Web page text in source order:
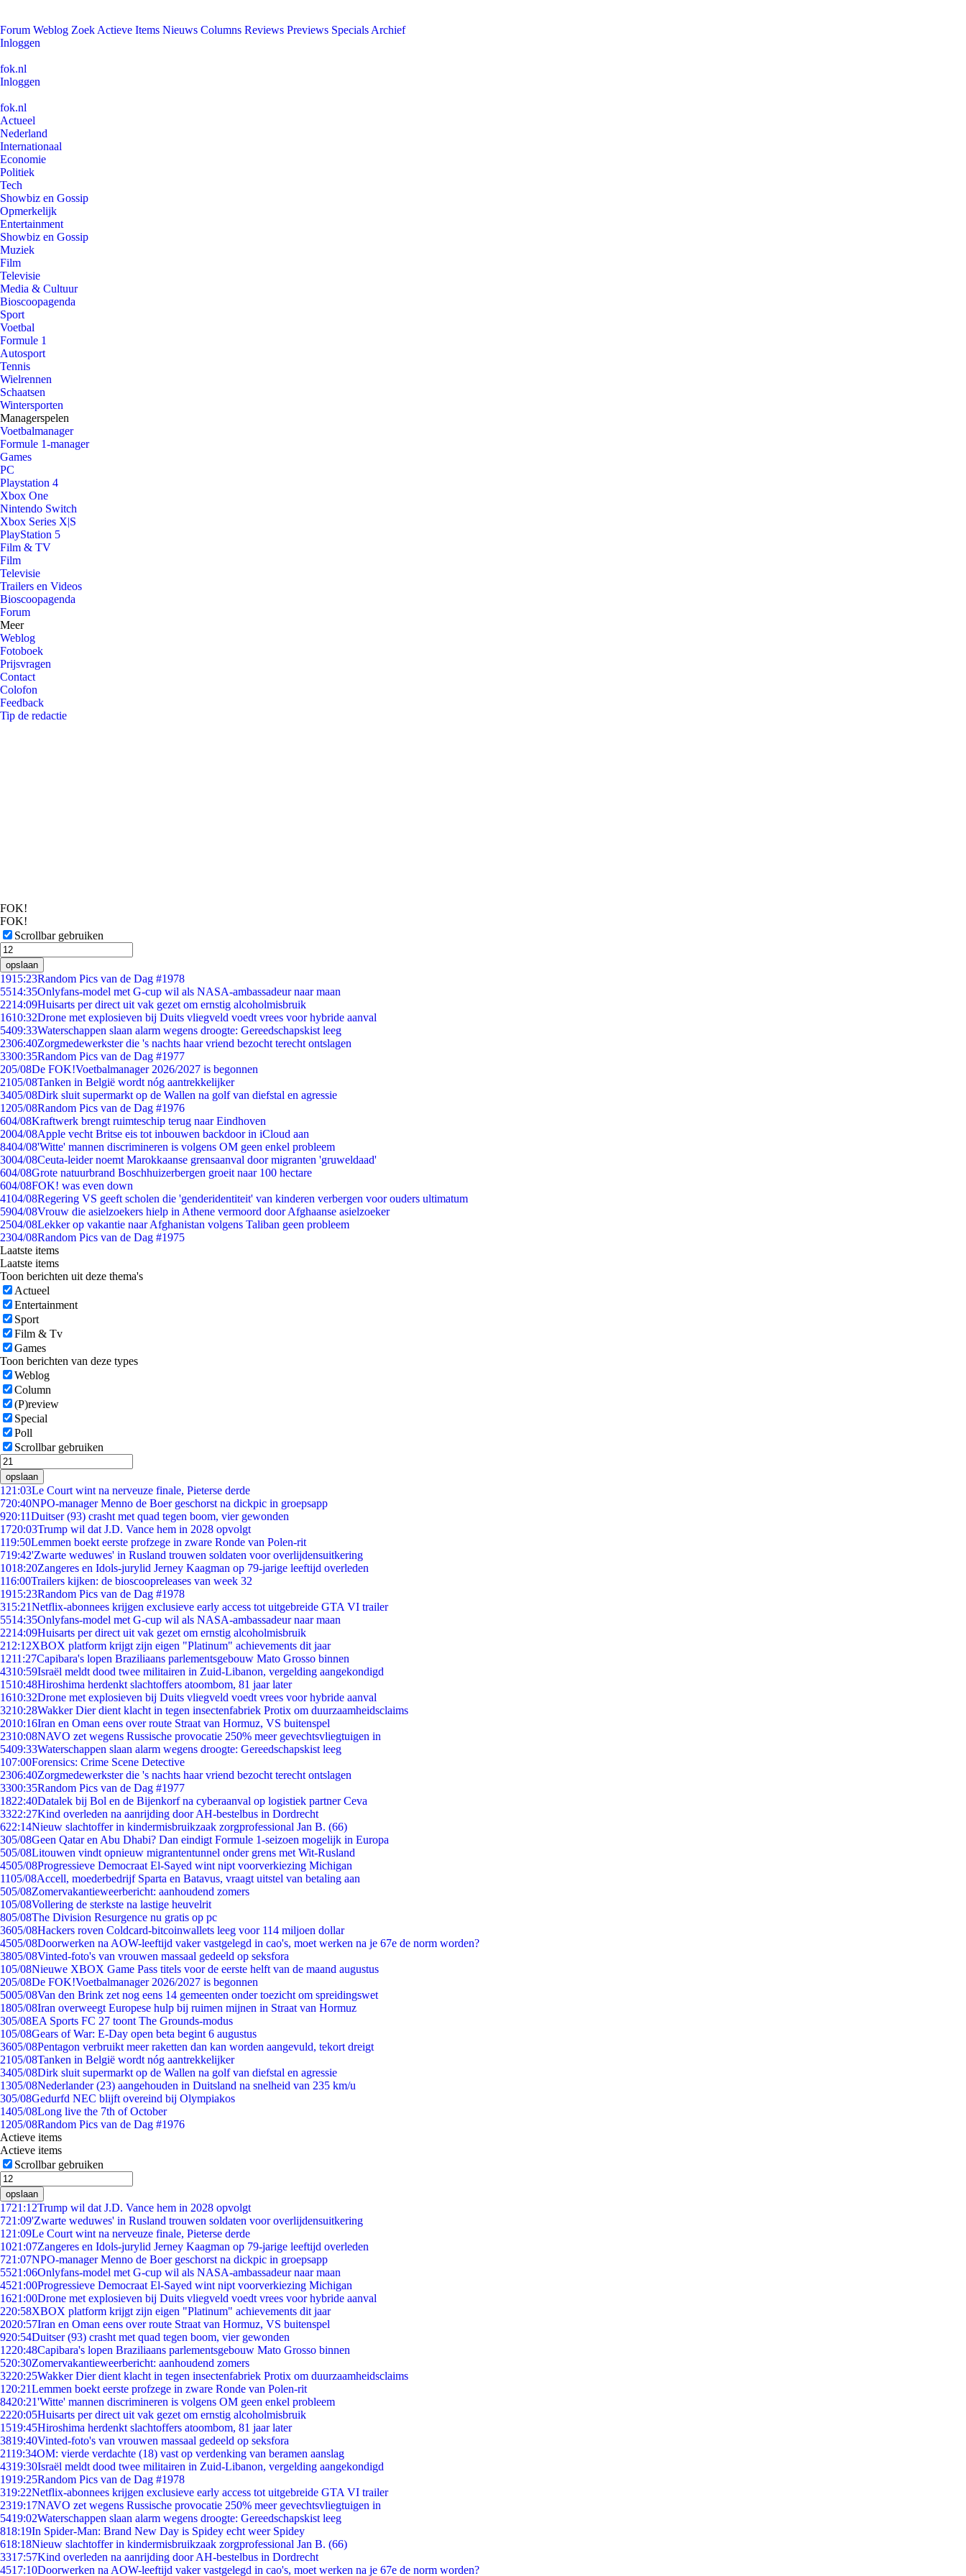
Forum Weblog Zoek Actieve Items Nieuws Columns Reviews Previews Specials Archief
Inloggen
fok.nl
Inloggen
fok.nl
Actueel
Nederland
Internationaal
Economie
Politiek
Tech
Showbiz en Gossip
Opmerkelijk
Entertainment
Showbiz en Gossip
Muziek
Film
Televisie
Media & Cultuur
Bioscoopagenda
Sport
Voetbal
Formule 1
Autosport
Tennis
Wielrennen
Schaatsen
Wintersporten
Managerspelen
Voetbalmanager
Formule 1-manager
Games
PC
Playstation 4
Xbox One
Nintendo Switch
Xbox Series X|S
PlayStation 5
Film & TV
Film
Televisie
Trailers en Videos
Bioscoopagenda
Forum
Meer
Weblog
Fotoboek
Prijsvragen
Contact
Colofon
Feedback
Tip de redactie
FOK!
FOK!
Scrollbar gebruiken
opslaan
1915:23Random Pics van de Dag #1978
5514:35Onlyfans-model met G-cup wil als NASA-ambassadeur naar maan
2214:09Huisarts per direct uit vak gezet om ernstig alcoholmisbruik
1610:32Drone met explosieven bij Duits vliegveld voedt vrees voor hybride aanval
5409:33Waterschappen slaan alarm wegens droogte: Gereedschapskist leeg
2306:40Zorgmedewerkster die 's nachts haar vriend bezocht terecht ontslagen
3300:35Random Pics van de Dag #1977
205/08De FOK!Voetbalmanager 2026/2027 is begonnen
2105/08Tanken in België wordt nóg aantrekkelijker
3405/08Dirk sluit supermarkt op de Wallen na golf van diefstal en agressie
1205/08Random Pics van de Dag #1976
604/08Kraftwerk brengt ruimteschip terug naar Eindhoven
2004/08Apple vecht Britse eis tot inbouwen backdoor in iCloud aan
8404/08'Witte' mannen discrimineren is volgens OM geen enkel probleem
3004/08Ceuta-leider noemt Marokkaanse grensaanval door migranten 'gruweldaad'
604/08Grote natuurbrand Boschhuizerbergen groeit naar 100 hectare
604/08FOK! was even down
4104/08Regering VS geeft scholen die 'genderidentiteit' van kinderen verbergen voor ouders ultimatum
5904/08Vrouw die asielzoekers hielp in Athene vermoord door Afghaanse asielzoeker
2504/08Lekker op vakantie naar Afghanistan volgens Taliban geen probleem
2304/08Random Pics van de Dag #1975
Laatste items
Laatste items
Toon berichten uit deze thema's
Actueel
Entertainment
Sport
Film & Tv
Games
Toon berichten van deze types
Weblog
Column
(P)review
Special
Poll
Scrollbar gebruiken
opslaan
1 21:03Le Court wint na nerveuze finale, Pieterse derde
720:40NPO-manager Menno de Boer geschorst na dickpic in groepsapp
920:11Duitser (93) crasht met quad tegen boom, vier gewonden
1720:03Trump wil dat J.D. Vance hem in 2028 opvolgt
119:50Lemmen boekt eerste profzege in zware Ronde van Polen-rit
719:42'Zwarte weduwes' in Rusland trouwen soldaten voor overlijdensuitkering
1018:20Zangeres en Idols-jurylid Jerney Kaagman op 79-jarige leeftijd overleden
116:00Trailers kijken: de bioscoopreleases van week 32
1915:23Random Pics van de Dag #1978
315:21Netflix-abonnees krijgen exclusieve early access tot uitgebreide GTA VI trailer
5514:35Onlyfans-model met G-cup wil als NASA-ambassadeur naar maan
2214:09Huisarts per direct uit vak gezet om ernstig alcoholmisbruik
212:12XBOX platform krijgt zijn eigen "Platinum" achievements dit jaar
1211:27Capibara's lopen Braziliaans parlementsgebouw Mato Grosso binnen
4310:59Israël meldt dood twee militairen in Zuid-Libanon, vergelding aangekondigd
1510:48Hiroshima herdenkt slachtoffers atoombom, 81 jaar later
1610:32Drone met explosieven bij Duits vliegveld voedt vrees voor hybride aanval
3210:28Wakker Dier dient klacht in tegen insectenfabriek Protix om duurzaamheidsclaims
2010:16Iran en Oman eens over route Straat van Hormuz, VS buitenspel
2310:08NAVO zet wegens Russische provocatie 250% meer gevechtsvliegtuigen in
5409:33Waterschappen slaan alarm wegens droogte: Gereedschapskist leeg
107:00Forensics: Crime Scene Detective
2306:40Zorgmedewerkster die 's nachts haar vriend bezocht terecht ontslagen
3300:35Random Pics van de Dag #1977
1822:40Datalek bij Bol en de Bijenkorf na cyberaanval op logistiek partner Ceva
3322:27Kind overleden na aanrijding door AH-bestelbus in Dordrecht
622:14Nieuw slachtoffer in kindermisbruikzaak zorgprofessional Jan B. (66)
305/08Geen Qatar en Abu Dhabi? Dan eindigt Formule 1-seizoen mogelijk in Europa
505/08Litouwen vindt opnieuw migrantentunnel onder grens met Wit-Rusland
4505/08Progressieve Democraat El-Sayed wint nipt voorverkiezing Michigan
1105/08Accell, moederbedrijf Sparta en Batavus, vraagt uitstel van betaling aan
505/08Zomervakantieweerbericht: aanhoudend zomers
105/08Vollering de sterkste na lastige heuvelrit
805/08The Division Resurgence nu gratis op pc
3605/08Hackers roven Coldcard-bitcoinwallets leeg voor 114 miljoen dollar
4505/08Doorwerken na AOW-leeftijd vaker vastgelegd in cao's, moet werken na je 67e de norm worden?
3805/08Vinted-foto's van vrouwen massaal gedeeld op seksfora
105/08Nieuwe XBOX Game Pass titels voor de eerste helft van de maand augustus
205/08De FOK!Voetbalmanager 2026/2027 is begonnen
5005/08Van den Brink zet nog eens 14 gemeenten onder toezicht om spreidingswet
1805/08Iran overweegt Europese hulp bij ruimen mijnen in Straat van Hormuz
305/08EA Sports FC 27 toont The Grounds-modus
105/08Gears of War: E-Day open beta begint 6 augustus
3605/08Pentagon verbruikt meer raketten dan kan worden aangevuld, tekort dreigt
2105/08Tanken in België wordt nóg aantrekkelijker
3405/08Dirk sluit supermarkt op de Wallen na golf van diefstal en agressie
1305/08Nederlander (23) aangehouden in Duitsland na snelheid van 235 km/u
305/08Gedurfd NEC blijft overeind bij Olympiakos
1405/08Long live the 7th of October
1205/08Random Pics van de Dag #1976
Actieve items
Actieve items
Scrollbar gebruiken
opslaan
1721:12Trump wil dat J.D. Vance hem in 2028 opvolgt
721:09'Zwarte weduwes' in Rusland trouwen soldaten voor overlijdensuitkering
1 21:09Le Court wint na nerveuze finale, Pieterse derde
1021:07Zangeres en Idols-jurylid Jerney Kaagman op 79-jarige leeftijd overleden
721:07NPO-manager Menno de Boer geschorst na dickpic in groepsapp
5521:06Onlyfans-model met G-cup wil als NASA-ambassadeur naar maan
4521:00Progressieve Democraat El-Sayed wint nipt voorverkiezing Michigan
1621:00Drone met explosieven bij Duits vliegveld voedt vrees voor hybride aanval
220:58XBOX platform krijgt zijn eigen "Platinum" achievements dit jaar
2020:57Iran en Oman eens over route Straat van Hormuz, VS buitenspel
920:54Duitser (93) crasht met quad tegen boom, vier gewonden
1220:48Capibara's lopen Braziliaans parlementsgebouw Mato Grosso binnen
520:30Zomervakantieweerbericht: aanhoudend zomers
3220:25Wakker Dier dient klacht in tegen insectenfabriek Protix om duurzaamheidsclaims
1 20:21Lemmen boekt eerste profzege in zware Ronde van Polen-rit
8420:21'Witte' mannen discrimineren is volgens OM geen enkel probleem
2220:05Huisarts per direct uit vak gezet om ernstig alcoholmisbruik
1519:45Hiroshima herdenkt slachtoffers atoombom, 81 jaar later
3819:40Vinted-foto's van vrouwen massaal gedeeld op seksfora
2119:34OM: vierde verdachte (18) vast op verdenking van beramen aanslag
4319:30Israël meldt dood twee militairen in Zuid-Libanon, vergelding aangekondigd
1919:25Random Pics van de Dag #1978
319:22Netflix-abonnees krijgen exclusieve early access tot uitgebreide GTA VI trailer
2319:17NAVO zet wegens Russische provocatie 250% meer gevechtsvliegtuigen in
5419:02Waterschappen slaan alarm wegens droogte: Gereedschapskist leeg
818:19In Spider-Man: Brand New Day is Spidey echt weer Spidey
618:18Nieuw slachtoffer in kindermisbruikzaak zorgprofessional Jan B. (66)
3317:57Kind overleden na aanrijding door AH-bestelbus in Dordrecht
4517:10Doorwerken na AOW-leeftijd vaker vastgelegd in cao's, moet werken na je 67e de norm worden?